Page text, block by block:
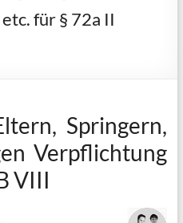
für § 72a II
Springern,
Verpflichtung
VIII